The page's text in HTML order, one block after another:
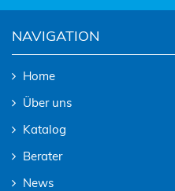
NAVIGATION
Home
Über uns
Katalog
Berater
News